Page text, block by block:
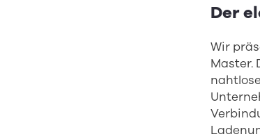
Der
Wir
Master.